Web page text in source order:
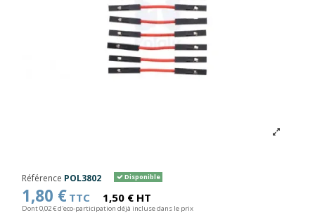
Référence POL3802 Disponible
1,80 € TTC 1,50 € HT
Dont 0,02 € d'eco-participation déjà incluse dans le prix